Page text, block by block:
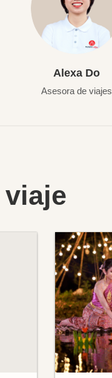
Alexa Do
Asesora de viajes
viaje